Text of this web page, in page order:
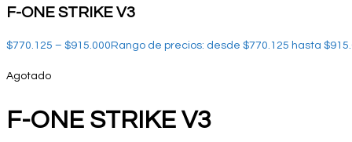
F-ONE STRIKE V3
$770.125 – $915.000 Rango de precios: desde $770.125 hasta
Agotado
F-ONE STRIKE V3